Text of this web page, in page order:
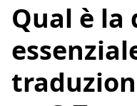
Qual è la